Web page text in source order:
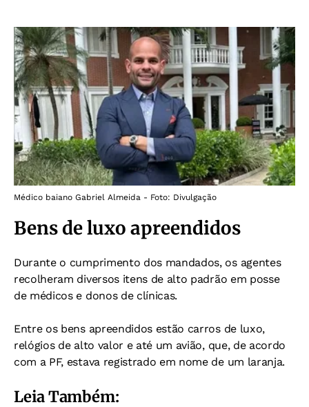
Médico baiano Gabriel Almeida - Foto: Divulgação
Bens de luxo apreendidos
Durante o cumprimento dos mandados, os agentes
recolheram diversos itens de alto padrão em posse
de médicos e donos de clínicas.
Entre os bens apreendidos estão carros de luxo,
relógios de alto valor e até um avião, que, de acordo
com a PF, estava registrado em nome de um laranja.
Leia Também: